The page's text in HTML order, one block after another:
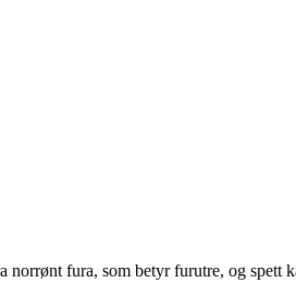
fura, som betyr furutre, og